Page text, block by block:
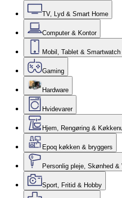
TV, Lyd & Smart Home
Computer & Kontor
Mobil, Tablet & Smartwatch
Gaming
Hardware
Hvidevarer
Hjem, Rengøring &
Epoq køkken & bryggers
Personlig pleje, Skønhed
Sport, Fritid & Hobby